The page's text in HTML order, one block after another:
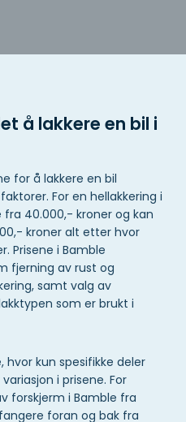
å lakkere en bil i
for å lakkere en bil
For en hellakkering i
40.000,- kroner og kan
kroner alt etter hvor
Prisene i Bamble
fjerning av rust og
samt valg av
som er brukt i
hvor kun spesifikke deler
i prisene. For
forskjerm i Bamble fra
foran og bak fra